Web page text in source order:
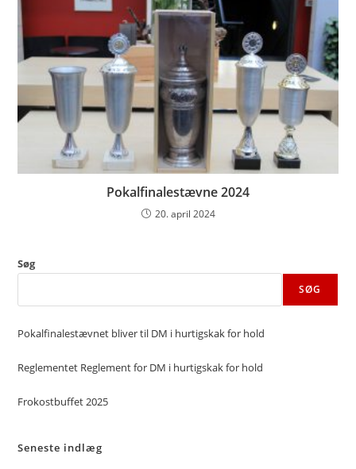
Pokalfinalestævne 2024
20. april 2024
Søg
SØG
Pokalfinalestævnet bliver til DM i hurtigskak for hold
Reglementet Reglement for DM i hurtigskak for hold
Frokostbuffet 2025
Seneste indlæg